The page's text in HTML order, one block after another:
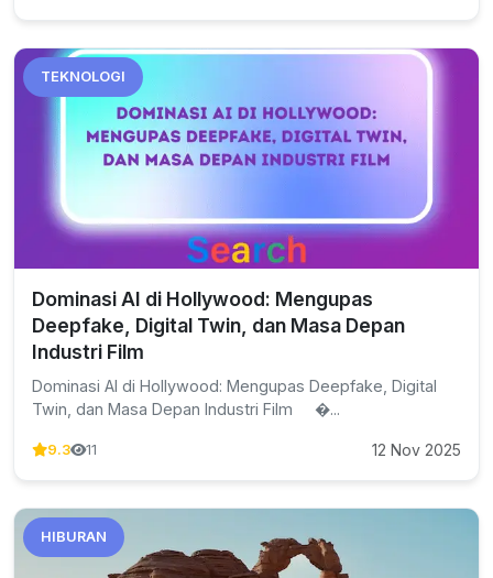
TEKNOLOGI
Dominasi AI di Hollywood: Mengupas
Deepfake, Digital Twin, dan Masa Depan
Industri Film
Dominasi AI di Hollywood: Mengupas Deepfake, Digital
Twin, dan Masa Depan Industri Film �...
9.3 11 12 Nov 2025
HIBURAN